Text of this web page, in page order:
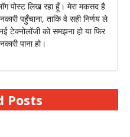
लिख रहा हूँ। मेरा मकसद है
पहुँचाना, ताकि वे सही निर्णय ले
टेक्नोलॉजी को समझना हो या फिर
पाना हो।
Posts